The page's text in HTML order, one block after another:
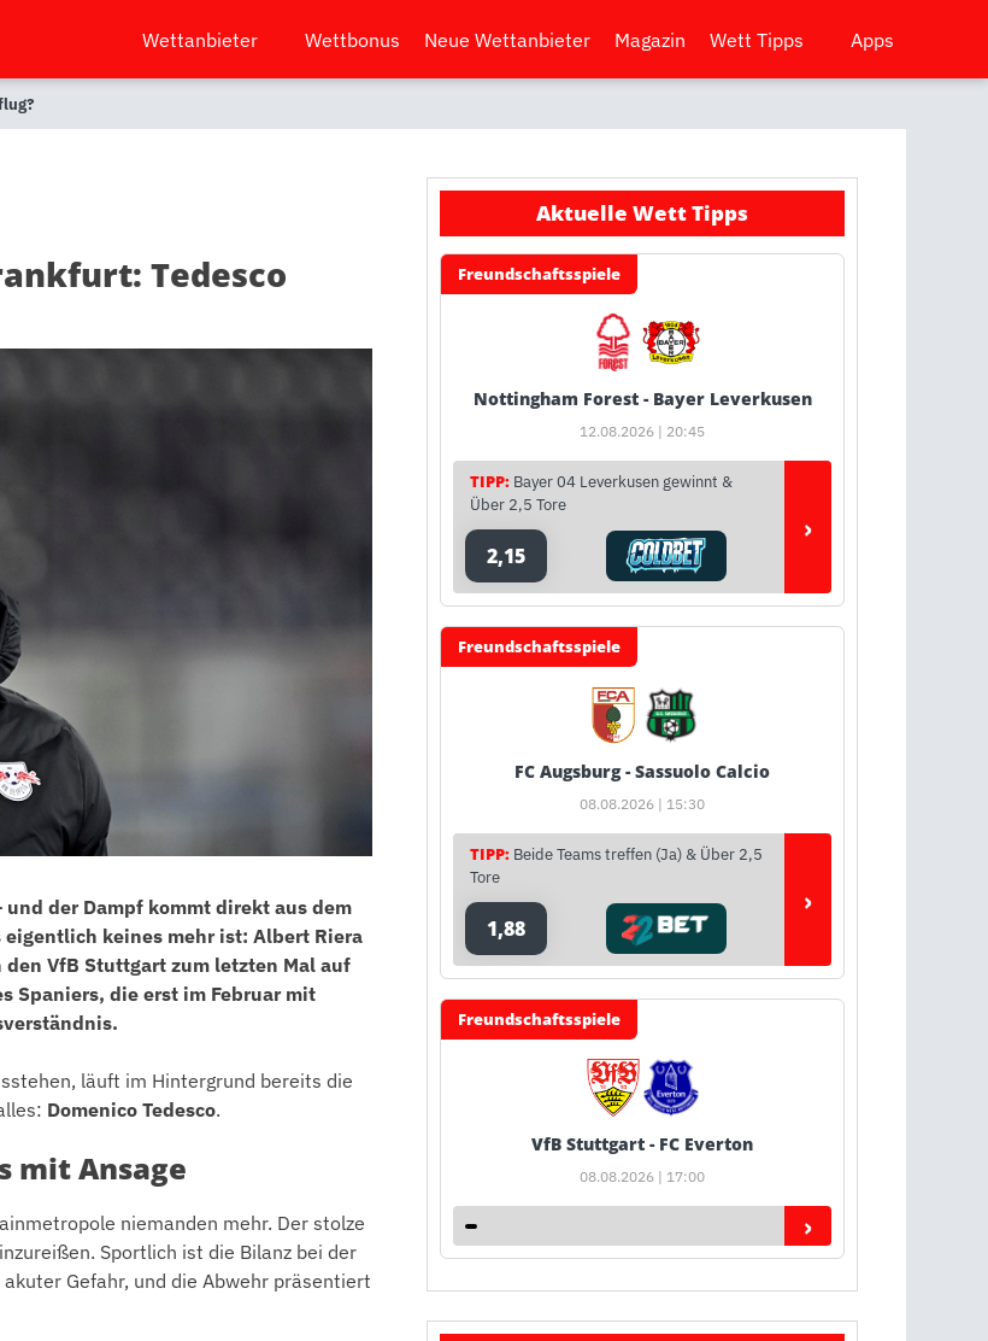
Wettanbieter Wettbonus Neue Wettanbieter Magazin Wett Tipps Apps
Tedesco
der Dampf kommt direkt aus dem
keines mehr ist: Albert Riera
VfB Stuttgart zum letzten Mal auf
Spaniers, die erst im Februar mit
läuft im Hintergrund bereits die
Domenico Tedesco.
mit Ansage
niemanden mehr. Der stolze
Sportlich ist die Bilanz bei der
Gefahr, und die Abwehr präsentiert
Aktuelle Wett Tipps
Freundschaftsspiele
Nottingham Forest - Bayer Leverkusen
12.08.2026 | 20:45
TIPP: Bayer 04 Leverkusen gewinnt &
Über 2,5 Tore
2,15
›
Freundschaftsspiele
FC Augsburg - Sassuolo Calcio
08.08.2026 | 15:30
TIPP: Beide Teams treffen (Ja) & Über 2,5
Tore
1,88
›
Freundschaftsspiele
VfB Stuttgart - FC Everton
08.08.2026 | 17:00
›